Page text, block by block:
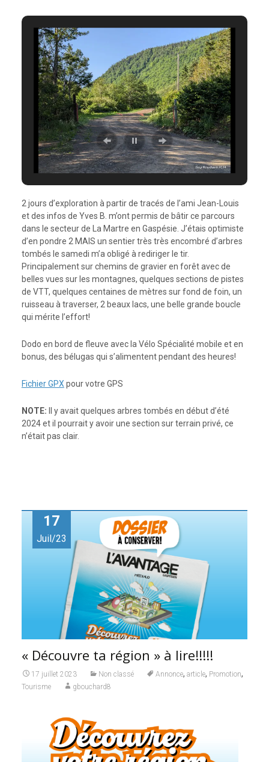
2 jours d’exploration à partir de tracés de l’ami Jean-Louis
et des infos de Yves B. m’ont permis de bâtir ce parcours
dans le secteur de La Martre en Gaspésie. J’étais optimiste
d’en pondre 2 MAIS un sentier très très encombré d’arbres
tombés le samedi m’a obligé à rediriger le tir.
Principalement sur chemins de gravier en forêt avec de
belles vues sur les montagnes, quelques sections de pistes
de VTT, quelques centaines de mètres sur fond de foin, un
ruisseau à traverser, 2 beaux lacs, une belle grande boucle
qui mérite l’effort!
Dodo en bord de fleuve avec la Vélo Spécialité mobile et en
bonus, des bélugas qui s’alimentent pendant des heures!
Fichier GPX pour votre GPS
NOTE: Il y avait quelques arbres tombés en début d’été
2024 et il pourrait y avoir une section sur terrain privé, ce
n’était pas clair.
17
Juil/23
« Découvre ta région » à lire!!!!!
17 juillet 2023 Non classé Annonce, article, Promotion,
Tourisme gbouchard8